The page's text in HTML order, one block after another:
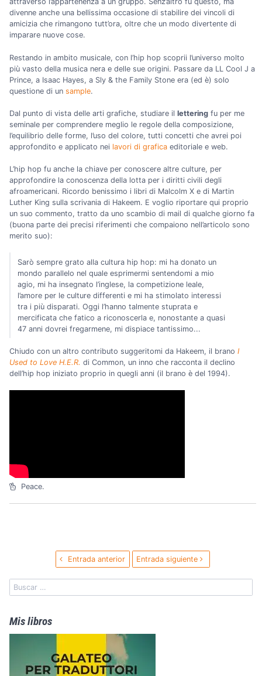
divenne anche una bellissima occasione di stabilire dei vincoli di
amicizia che rimangono tutt’ora, oltre che un modo divertente di
imparare nuove cose.
Restando in ambito musicale, con l’hip hop scoprii l’universo molto
più vasto della musica nera e delle sue origini. Passare da LL Cool J a
Prince, a Isaac Hayes, a Sly & the Family Stone era (ed è) solo
questione di un sample.
Dal punto di vista delle arti grafiche, studiare il lettering fu per me
seminale per comprendere meglio le regole della composizione,
l’equilibrio delle forme, l’uso del colore, tutti concetti che avrei poi
approfondito e applicato nei lavori di grafica editoriale e web.
L’hip hop fu anche la chiave per conoscere altre culture, per
approfondire la conoscenza della lotta per i diritti civili degli
afroamericani. Ricordo benissimo i libri di Malcolm X e di Martin
Luther King sulla scrivania di Hakeem. E voglio riportare qui proprio
un suo commento, tratto da uno scambio di mail di qualche giorno fa
(buona parte dei precisi riferimenti che compaiono nell’articolo sono
merito suo):
Sarò sempre grato alla cultura hip hop: mi ha donato un
mondo parallelo nel quale esprimermi sentendomi a mio
agio, mi ha insegnato l’inglese, la competizione leale,
l’amore per le culture differenti e mi ha stimolato interessi
tra i più disparati. Oggi l’hanno talmente stuprata e
mercificata che fatico a riconoscerla e, nonostante a quasi
47 anni dovrei fregarmene, mi dispiace tantissimo...
Chiudo con un altro contributo suggeritomi da Hakeem, il brano I
Used to Love H.E.R. di Common, un inno che racconta il declino
dell’hip hop iniziato proprio in quegli anni (il brano è del 1994).
Peace.
Entrada anterior Entrada siguiente
Mis libros